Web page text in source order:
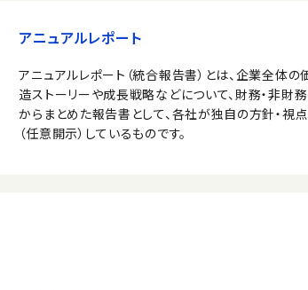
アニュアルレポート
アニュアルレポート（統合報告書）とは、企業全体の
造ストーリーや成長戦略などについて、財務・非財
からまとめた報告書として、各社が独自の方針・視
（任意開示）しているものです。